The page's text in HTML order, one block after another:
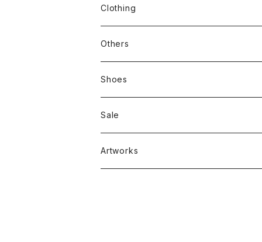
stacks
新刊本
Zine、Other
Clothing
Tees
Sweatshirts
Bag & Accessories
Others
Mixcd
RC SLUM / ROYALTY CLUB
雑貨
Shoes
Sale
Artworks